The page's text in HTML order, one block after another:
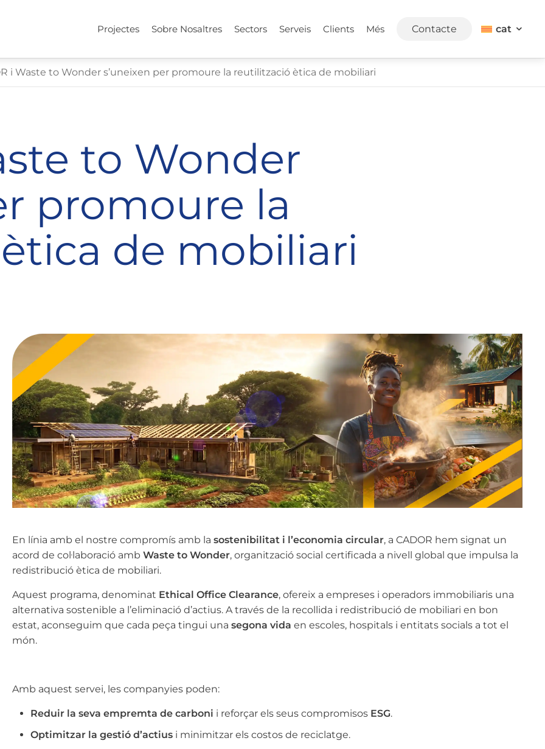
Projectes Sobre Nosaltres Sectors Serveis Clients Més Contacte cat
i Waste to Wonder s’uneixen per promoure la reutilització ètica de mobiliari
to Wonder
promoure la
de mobiliari
En línia amb el nostre compromís amb lasostenibilitat i l’economia circular, a CADOR hem signat un
acord de col·laboració ambWaste to Wonder, organització social certificada a nivell global que impulsa la
redistribució ètica de mobiliari.
Aquest programa, denominat Ethical Office Clearance, ofereix a empreses i operadors immobiliaris una
alternativa sostenible a l’eliminació d’actius. A través de la recollida i redistribució de mobiliari en bon
estat, aconseguim que cada peça tingui unasegona vida en escoles, hospitals i entitats socials a tot el
món.
Amb aquest servei, les companyies poden:
Reduir la seva empremta de carboni i reforçar els seus compromisos ESG.
Optimitzar la gestió d’actius i minimitzar els costos de reciclatge.